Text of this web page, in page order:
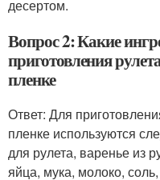
десертом.
Вопрос 2: Какие
приготовления
пленке
Ответ: Для
пленке используются
для рулета, варенье из
яйца, мука, молоко,